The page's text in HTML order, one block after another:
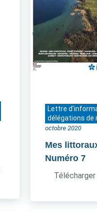
Lettre
délégations de
octobre 2020
Mes
Numéro 7